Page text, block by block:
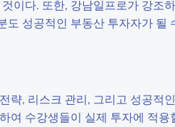
이다. 또한, 강남일프로가 강조
성공적인 부동산 투자자가 될
략, 리스크 관리, 그리고 성공적
여 수강생들이 실제 투자에 적용